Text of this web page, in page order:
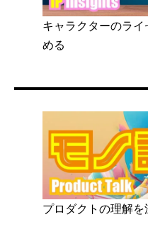
キャラクターのラ
める
プロダクトの理解を